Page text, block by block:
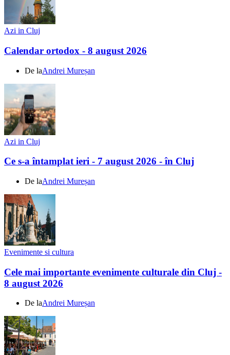
Azi in Cluj
Calendar ortodox - 8 august 2026
De laAndrei Mureșan
Azi in Cluj
Ce s-a întamplat ieri - 7 august 2026 - în Cluj
De laAndrei Mureșan
Evenimente si cultura
Cele mai importante evenimente culturale din Cluj -
8 august 2026
De laAndrei Mureșan